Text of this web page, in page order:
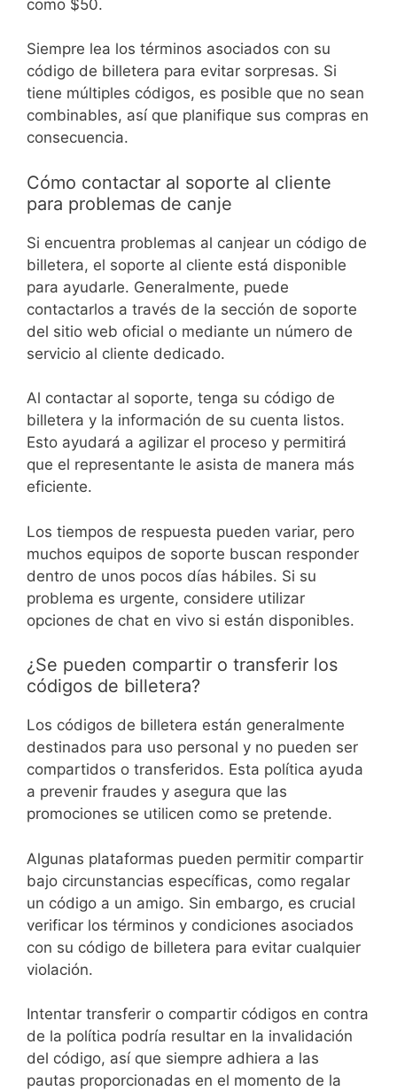
como $50.
Siempre lea los términos asociados con su
código de billetera para evitar sorpresas. Si
tiene múltiples códigos, es posible que no sean
combinables, así que planifique sus compras en
consecuencia.
Cómo contactar al soporte al cliente
para problemas de canje
Si encuentra problemas al canjear un código de
billetera, el soporte al cliente está disponible
para ayudarle. Generalmente, puede
contactarlos a través de la sección de soporte
del sitio web oficial o mediante un número de
servicio al cliente dedicado.
Al contactar al soporte, tenga su código de
billetera y la información de su cuenta listos.
Esto ayudará a agilizar el proceso y permitirá
que el representante le asista de manera más
eficiente.
Los tiempos de respuesta pueden variar, pero
muchos equipos de soporte buscan responder
dentro de unos pocos días hábiles. Si su
problema es urgente, considere utilizar
opciones de chat en vivo si están disponibles.
¿Se pueden compartir o transferir los
códigos de billetera?
Los códigos de billetera están generalmente
destinados para uso personal y no pueden ser
compartidos o transferidos. Esta política ayuda
a prevenir fraudes y asegura que las
promociones se utilicen como se pretende.
Algunas plataformas pueden permitir compartir
bajo circunstancias específicas, como regalar
un código a un amigo. Sin embargo, es crucial
verificar los términos y condiciones asociados
con su código de billetera para evitar cualquier
violación.
Intentar transferir o compartir códigos en contra
de la política podría resultar en la invalidación
del código, así que siempre adhiera a las
pautas proporcionadas en el momento de la